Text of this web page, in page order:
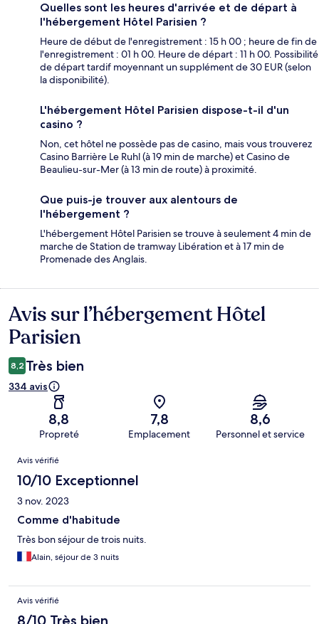
Quelles sont les heures d'arrivée et de départ à
l'hébergement Hôtel Parisien ?
Heure de début de l'enregistrement : 15 h 00 ; heure de fin de
l'enregistrement : 01 h 00. Heure de départ : 11 h 00. Possibilité
de départ tardif moyennant un supplément de 30 EUR (selon
la disponibilité).
L'hébergement Hôtel Parisien dispose-t-il d'un
casino ?
Non, cet hôtel ne possède pas de casino, mais vous trouverez
Casino Barrière Le Ruhl (à 19 min de marche) et Casino de
Beaulieu-sur-Mer (à 13 min de route) à proximité.
Que puis-je trouver aux alentours de
l'hébergement ?
L'hébergement Hôtel Parisien se trouve à seulement 4 min de
marche de Station de tramway Libération et à 17 min de
Promenade des Anglais.
Avis
Avis sur l’hébergement Hôtel
Parisien
8,2 Très bien
334 avis
8,8
Propreté
7,8
Emplacement
8,6
Personnel et service
Avis
Avis vérifié
10/10 Exceptionnel
3 nov. 2023
Comme d'habitude
Très bon séjour de trois nuits.
Alain, séjour de 3 nuits
Avis vérifié